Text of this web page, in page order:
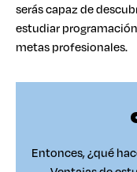
serás capaz de
estudiar
metas profesionales.
Entonces, ¿qué